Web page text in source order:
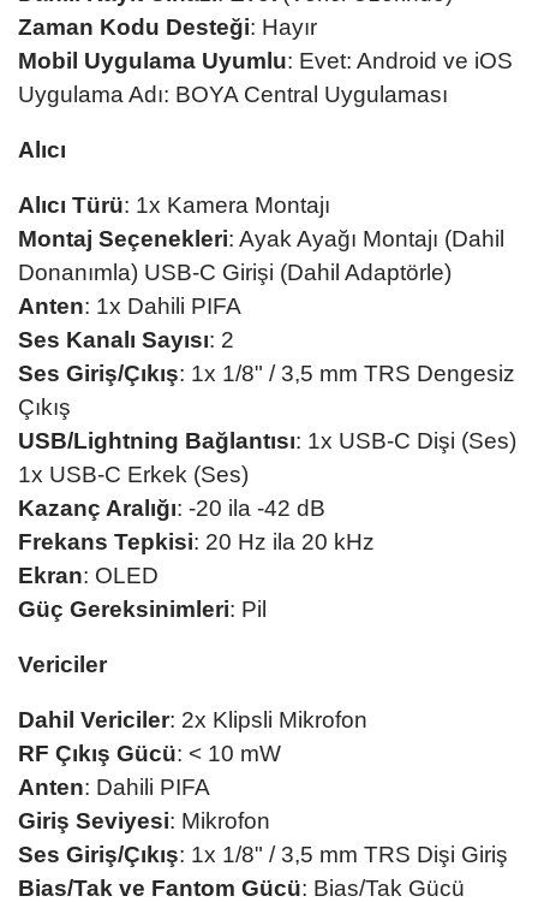
Zaman Kodu Desteği: Hayır
Mobil Uygulama Uyumlu: Evet: Android ve iOS
Uygulama Adı: BOYA Central Uygulaması
Alıcı
Alıcı Türü: 1x Kamera Montajı
Montaj Seçenekleri: Ayak Ayağı Montajı (Dahil
Donanımla) USB-C Girişi (Dahil Adaptörle)
Anten: 1x Dahili PIFA
Ses Kanalı Sayısı: 2
Ses Giriş/Çıkış: 1x 1/8" / 3,5 mm TRS Dengesiz
Çıkış
USB/Lightning Bağlantısı: 1x USB-C Dişi (Ses)
1x USB-C Erkek (Ses)
Kazanç Aralığı: -20 ila -42 dB
Frekans Tepkisi: 20 Hz ila 20 kHz
Ekran: OLED
Güç Gereksinimleri: Pil
Vericiler
Dahil Vericiler: 2x Klipsli Mikrofon
RF Çıkış Gücü: < 10 mW
Anten: Dahili PIFA
Giriş Seviyesi: Mikrofon
Ses Giriş/Çıkış: 1x 1/8" / 3,5 mm TRS Dişi Giriş
Bias/Tak ve Fantom Gücü: Bias/Tak Gücü